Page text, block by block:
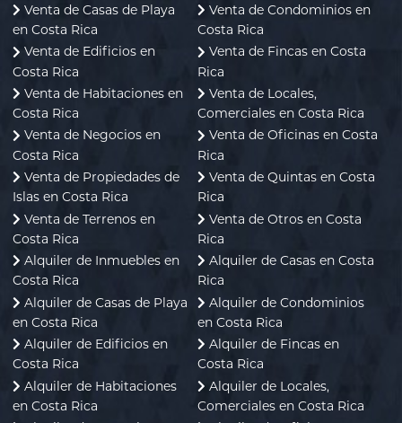
Venta de Casas de Playa
en Costa Rica
Venta de Condominios en
Costa Rica
Venta de Edificios en
Costa Rica
Venta de Fincas en Costa
Rica
Venta de Habitaciones en
Costa Rica
Venta de Locales,
Comerciales en Costa Rica
Venta de Negocios en
Costa Rica
Venta de Oficinas en Costa
Rica
Venta de Propiedades de
Islas en Costa Rica
Venta de Quintas en Costa
Rica
Venta de Terrenos en
Costa Rica
Venta de Otros en Costa
Rica
Alquiler de Inmuebles en
Costa Rica
Alquiler de Casas en Costa
Rica
Alquiler de Casas de Playa
en Costa Rica
Alquiler de Condominios
en Costa Rica
Alquiler de Edificios en
Costa Rica
Alquiler de Fincas en
Costa Rica
Alquiler de Habitaciones
en Costa Rica
Alquiler de Locales,
Comerciales en Costa Rica